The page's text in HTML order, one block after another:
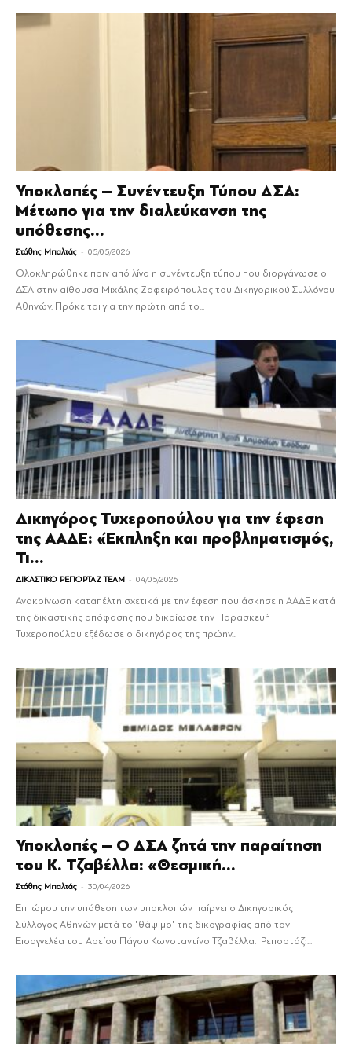
Υποκλοπές – Συνέντευξη Τύπου ΔΣΑ:
Μέτωπο για την διαλεύκανση της
υπόθεσης...
Στάθης Μπαλτάς - 05/05/2026
Ολοκληρώθηκε πριν από λίγο η συνέντευξη τύπου που διοργάνωσε ο
ΔΣΑ στην αίθουσα Μιχάλης Ζαφειρόπουλος του Δικηγορικού Συλλόγου
Αθηνών. Πρόκειται για την πρώτη από το...
Δικηγόρος Τυχεροπούλου για την έφεση
της ΑΑΔΕ: «Έκπληξη και προβληματισμός,
Τι...
ΔΙΚΑΣΤΙΚΟ ΡΕΠΟΡΤΑΖ TEAM - 04/05/2026
Ανακοίνωση καταπέλτη σχετικά με την έφεση που άσκησε η ΑΑΔΕ κατά
της δικαστικής απόφασης που δικαίωσε την Παρασκευή
Τυχεροπούλου εξέδωσε ο δικηγόρος της πρώην...
Υποκλοπές – Ο ΔΣΑ ζητά την παραίτηση
του Κ. Τζαβέλλα: «Θεσμική...
Στάθης Μπαλτάς - 30/04/2026
Επ' ώμου την υπόθεση των υποκλοπών παίρνει ο Δικηγορικός
Σύλλογος Αθηνών μετά το "θάψιμο" της δικογραφίας από τον
Εισαγγελέα του Αρείου Πάγου Κωνσταντίνο Τζαβέλλα. Ρεπορτάζ:...